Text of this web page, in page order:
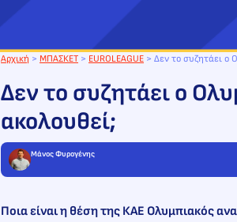
Αρχική > ΜΠΑΣΚΕΤ > EUROLEAGUE > Δεν το συζητάει ο
Δεν το συζητάει ο
ακολουθεί;
Μάνος Φυρογένης
Ποια είναι η θέση της ΚΑΕ Ολυμπιακός